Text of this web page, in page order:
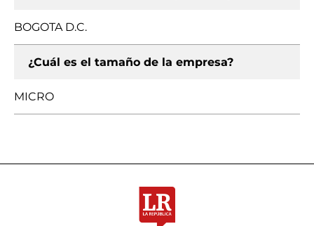
BOGOTA D.C.
¿Cuál es el tamaño de la empresa?
MICRO